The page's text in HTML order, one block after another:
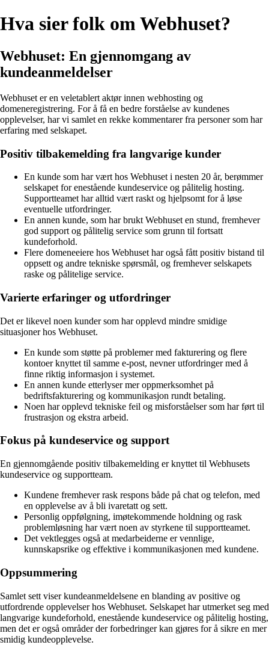
Hva sier folk om Webhuset?
Webhuset: En gjennomgang av
kundeanmeldelser
Webhuset er en veletablert aktør innen webhosting og
domeneregistrering. For å få en bedre forståelse av kundenes
opplevelser, har vi samlet en rekke kommentarer fra personer som har
erfaring med selskapet.
Positiv tilbakemelding fra langvarige kunder
En kunde som har vært hos Webhuset i nesten 20 år, berømmer
selskapet for enestående kundeservice og pålitelig hosting.
Supportteamet har alltid vært raskt og hjelpsomt for å løse
eventuelle utfordringer.
En annen kunde, som har brukt Webhuset en stund, fremhever
god support og pålitelig service som grunn til fortsatt
kundeforhold.
Flere domeneeiere hos Webhuset har også fått positiv bistand til
oppsett og andre tekniske spørsmål, og fremhever selskapets
raske og pålitelige service.
Varierte erfaringer og utfordringer
Det er likevel noen kunder som har opplevd mindre smidige
situasjoner hos Webhuset.
En kunde som støtte på problemer med fakturering og flere
kontoer knyttet til samme e-post, nevner utfordringer med å
finne riktig informasjon i systemet.
En annen kunde etterlyser mer oppmerksomhet på
bedriftsfakturering og kommunikasjon rundt betaling.
Noen har opplevd tekniske feil og misforståelser som har ført til
frustrasjon og ekstra arbeid.
Fokus på kundeservice og support
En gjennomgående positiv tilbakemelding er knyttet til Webhusets
kundeservice og supportteam.
Kundene fremhever rask respons både på chat og telefon, med
en opplevelse av å bli ivaretatt og sett.
Personlig oppfølgning, imøtekommende holdning og rask
problemløsning har vært noen av styrkene til supportteamet.
Det vektlegges også at medarbeiderne er vennlige,
kunnskapsrike og effektive i kommunikasjonen med kundene.
Oppsummering
Samlet sett viser kundeanmeldelsene en blanding av positive og
utfordrende opplevelser hos Webhuset. Selskapet har utmerket seg med
langvarige kundeforhold, enestående kundeservice og pålitelig hosting,
men det er også områder der forbedringer kan gjøres for å sikre en mer
smidig kundeopplevelse.